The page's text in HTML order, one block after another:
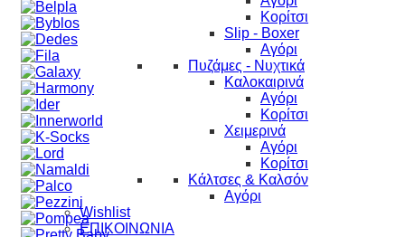
Κορίτσι
Slip - Boxer
Αγόρι
Πυζάμες - Νυχτικά
Καλοκαιρινά
Αγόρι
Κορίτσι
Χειμερινά
Αγόρι
Κορίτσι
Κάλτσες & Καλσόν
Αγόρι
Wishlist
ΕΠΙΚΟΙΝΩΝΙΑ